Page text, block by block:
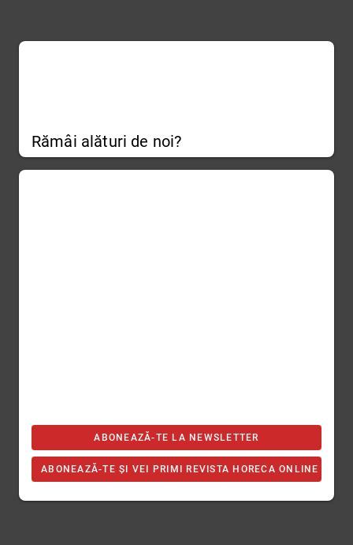
Rămâi alături de noi?
ABONEAZĂ-TE LA NEWSLETTER
ABONEAZĂ-TE ȘI VEI PRIMI REVISTA HORECA ONLINE